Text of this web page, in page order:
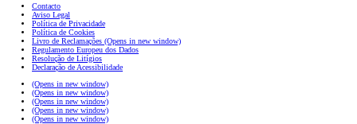
Contacto
Aviso Legal
Política de Privacidade
Política de Cookies
Livro de Reclamações (Opens in new window)
Regulamento Europeu dos Dados
Resolução de Litígios
Declaração de Acessibilidade
(Opens in new window)
(Opens in new window)
(Opens in new window)
(Opens in new window)
(Opens in new window)